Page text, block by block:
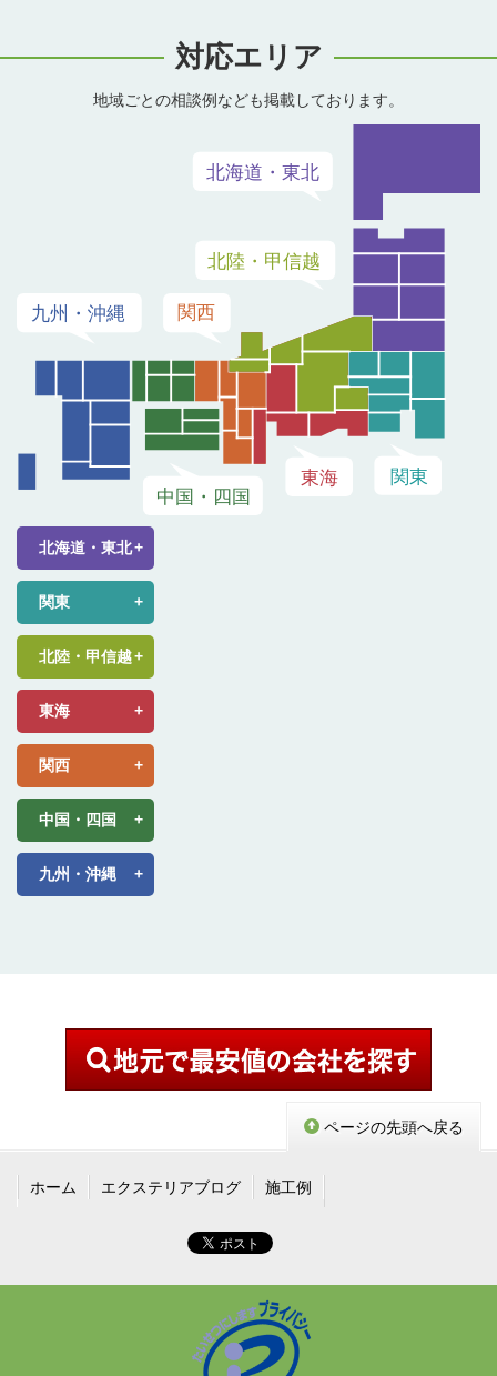
対応エリア
地域ごとの相談例なども掲載しております。
北海道・東北
関東
北陸・甲信越
東海
関西
中国・四国
九州・沖縄
ページの先頭へ戻る
ホーム エクステリアブログ 施工例